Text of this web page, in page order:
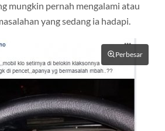
mungkin pernah mengalami atau
yang sedang ia hadapi.
Perbesar